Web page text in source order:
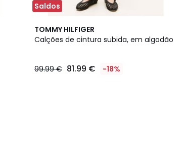
Saldos
TOMMY HILFIGER
Calções de cintura subida, em algodão
99.99 € 81.99 € -18%